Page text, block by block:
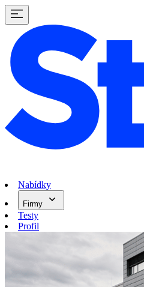
Nabídky
Firmy
Testy
Profil